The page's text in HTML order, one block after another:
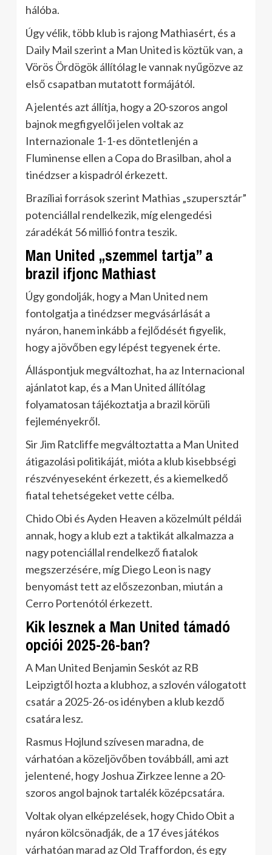
hálóba.
Úgy vélik, több klub is rajong Mathiasért, és a
Daily Mail szerint a Man United is köztük van, a
Vörös Ördögök állítólag le vannak nyűgözve az
első csapatban mutatott formájától.
A jelentés azt állítja, hogy a 20-szoros angol
bajnok megfigyelői jelen voltak az
Internazionale 1-1-es döntetlenjén a
Fluminense ellen a Copa do Brasilban, ahol a
tinédzser a kispadról érkezett.
Brazíliai források szerint Mathias „szupersztár”
potenciállal rendelkezik, míg elengedési
záradékát 56 millió fontra teszik.
Man United „szemmel tartja” a
brazil ifjonc Mathiast
Úgy gondolják, hogy a Man United nem
fontolgatja a tinédzser megvásárlását a
nyáron, hanem inkább a fejlődését figyelik,
hogy a jövőben egy lépést tegyenek érte.
Álláspontjuk megváltozhat, ha az Internacional
ajánlatot kap, és a Man United állítólag
folyamatosan tájékoztatja a brazil körüli
fejleményekről.
Sir Jim Ratcliffe megváltoztatta a Man United
átigazolási politikáját, mióta a klub kisebbségi
részvényeseként érkezett, és a kiemelkedő
fiatal tehetségeket vette célba.
Chido Obi és Ayden Heaven a közelmúlt példái
annak, hogy a klub ezt a taktikát alkalmazza a
nagy potenciállal rendelkező fiatalok
megszerzésére, míg Diego Leon is nagy
benyomást tett az előszezonban, miután a
Cerro Portenótól érkezett.
Kik lesznek a Man United támadó
opciói 2025-26-ban?
A Man United Benjamin Seskót az RB
Leipzigtől hozta a klubhoz, a szlovén válogatott
csatár a 2025-26-os idényben a klub kezdő
csatára lesz.
Rasmus Hojlund szívesen maradna, de
várhatóan a közeljövőben továbbáll, ami azt
jelentené, hogy Joshua Zirkzee lenne a 20-
szoros angol bajnok tartalék középcsatára.
Voltak olyan elképzelések, hogy Chido Obit a
nyáron kölcsönadják, de a 17 éves játékos
várhatóan marad az Old Traffordon, és egy